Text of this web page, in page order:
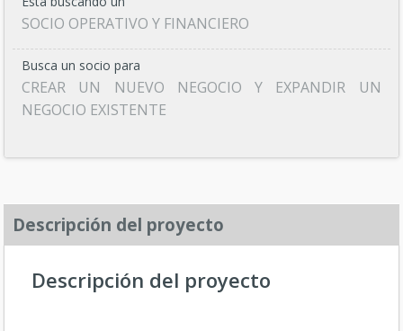
SOCIO OPERATIVO Y FINANCIERO
Busca un socio para
CREAR UN NUEVO NEGOCIO Y EXPANDIR UN
NEGOCIO EXISTENTE
Descripción del proyecto
Descripción del proyecto